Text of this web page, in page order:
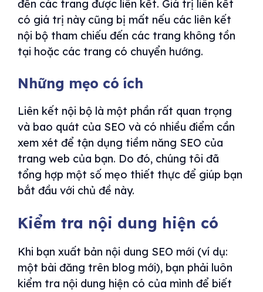
đến các trang được liên kết. Giá trị liên kết
có giá trị này cũng bị mất nếu các liên kết
nội bộ tham chiếu đến các trang không tồn
tại hoặc các trang có chuyển hướng.
Những mẹo có ích
Liên kết nội bộ là một phần rất quan trọng
và bao quát của SEO và có nhiều điểm cần
xem xét để tận dụng tiềm năng SEO của
trang web của bạn. Do đó, chúng tôi đã
tổng hợp một số mẹo thiết thực để giúp bạn
bắt đầu với chủ đề này.
Kiểm tra nội dung hiện có
Khi bạn xuất bản nội dung SEO mới (ví dụ:
một bài đăng trên blog mới), bạn phải luôn
kiểm tra nội dung hiện có của mình để biết